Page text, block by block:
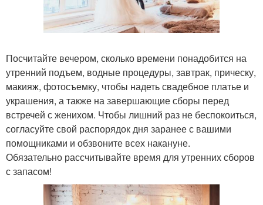
Посчитайте вечером, сколько времени понадобится на
утренний подъем, водные процедуры, завтрак, прическу,
макияж, фотосъемку, чтобы надеть свадебное платье и
украшения, а также на завершающие сборы перед
встречей с женихом. Чтобы лишний раз не беспокоиться,
согласуйте свой распорядок дня заранее с вашими
помощниками и обзвоните всех накануне.
Обязательно рассчитывайте время для утренних сборов
с запасом!